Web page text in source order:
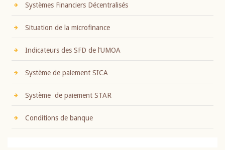
Systèmes Financiers Décentralisés
Situation de la microfinance
Indicateurs des SFD de l’UMOA
Système de paiement SICA
Système de paiement STAR
Conditions de banque